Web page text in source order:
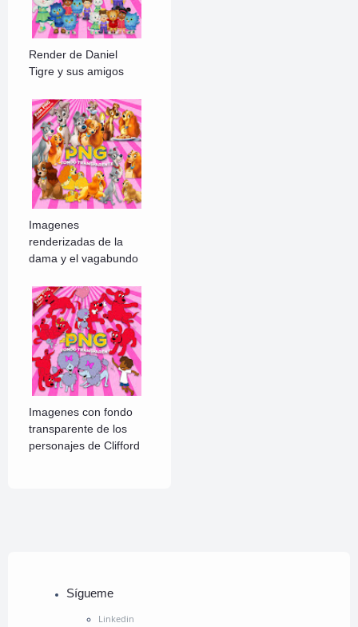
Render de Daniel
Tigre y sus amigos
Imagenes
renderizadas de la
dama y el vagabundo
Imagenes con fondo
transparente de los
personajes de Clifford
Sígueme
Linkedin